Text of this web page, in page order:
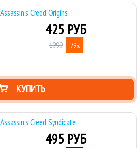
Assassin's Creed Origins
425 РУБ
1999 -79%
КУПИТЬ
Assassin's Creed Syndicate
495 РУБ